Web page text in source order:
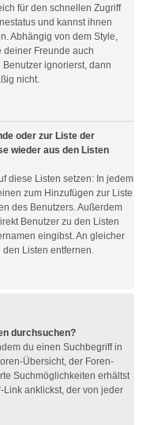
für den schnellen Zugriff
und kannst ihnen
Abhängig von dem Style,
deiner Freunde auch
ignorierst, dann
nicht.
oder zur Liste der
wieder aus den Listen
diese Listen setzen: In jedem
zum Hinzufügen zur Liste
des Benutzers. Außerdem
Benutzer zu den Listen
eingibst. An gleicher
Listen entfernen.
durchsuchen?
du einen Suchbegriff in
Übersicht, der Foren-
Suchmöglichkeiten erhältst
Link anklickst, der von jeder